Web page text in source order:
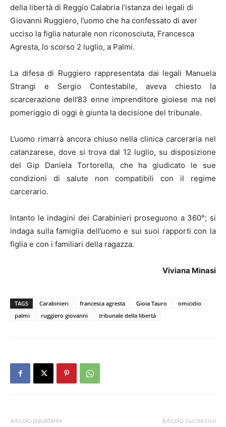
della libertà di Reggio Calabria l’istanza dei legali di
Giovanni Ruggiero, l’uomo che ha confessato di aver
ucciso la figlia naturale non riconosciuta, Francesca
Agresta, lo scorso 2 luglio, a Palmi.
La difesa di Ruggiero rappresentata dai legali Manuela
Strangi e Sergio Contestabile, aveva chiesto la
scarcerazione dell’83 enne imprenditore gioiese ma nel
pomeriggio di oggi è giunta la decisione del tribunale.
L’uomo rimarrà ancora chiuso nella clinica carceraria nel
catanzarese, dove si trova dal 12 luglio, su disposizione
del Gip Daniela Tortorella, che ha giudicato le sue
condizioni di salute non compatibili con il regime
carcerario.
Intanto le indagini dei Carabinieri proseguono a 360°; si
indaga sulla famiglia dell’uomo e sui suoi rapporti con la
figlia e con i familiari della ragazza.
Viviana Minasi
TAGS Carabinieri francesca agresta Gioia Tauro
omicidio
palmi
ruggiero giovanni tribunale della libertà
Articolo precedente Articolo successivo